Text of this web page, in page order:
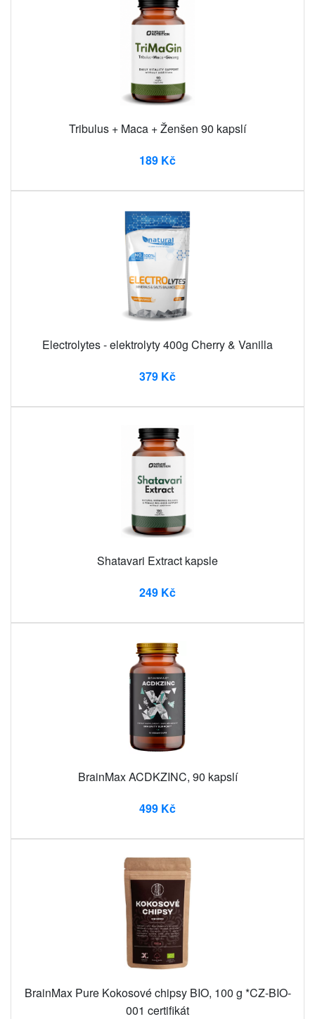
Tribulus + Maca + Ženšen 90 kapslí
189 Kč
Electrolytes - elektrolyty 400g Cherry & Vanilla
379 Kč
Shatavari Extract kapsle
249 Kč
BrainMax ACDKZINC, 90 kapslí
499 Kč
BrainMax Pure Kokosové chipsy BIO, 100 g *CZ-BIO-
001 certifikát